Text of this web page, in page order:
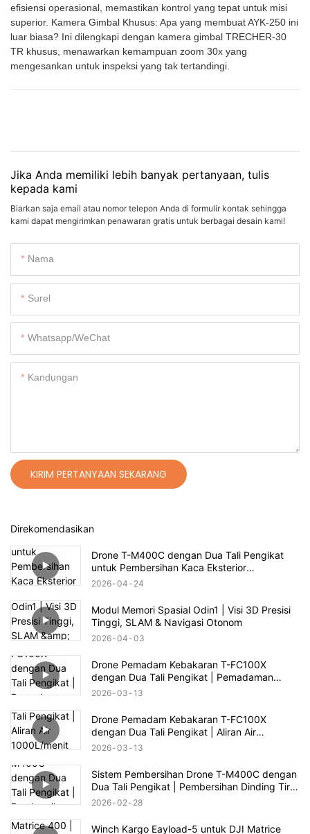
efisiensi operasional, memastikan kontrol yang tepat untuk misi
superior. Kamera Gimbal Khusus: Apa yang membuat AYK-250 ini
luar biasa? Ini dilengkapi dengan kamera gimbal TRECHER-30
TR khusus, menawarkan kemampuan zoom 30x yang
mengesankan untuk inspeksi yang tak tertandingi.
Jika Anda memiliki lebih banyak pertanyaan, tulis
kepada kami
Biarkan saja email atau nomor telepon Anda di formulir kontak sehingga
kami dapat mengirimkan penawaran gratis untuk berbagai desain kami!
Nama
Surel
Whatsapp/WeChat
Kandungan
KIRIM PERTANYAAN SEKARANG
Direkomendasikan
Drone T-M400C dengan Dua Tali Pengikat
untuk Pembersihan Kaca Eksterior
Perumahan Kelas Atas | Jangkauan 60m
2026 04 24
Modul Memori Spasial Odin1 | Visi 3D Presisi
Tinggi, SLAM & Navigasi Otonom
2026 04 03
Drone Pemadam Kebakaran T-FC100X
dengan Dua Tali Pengikat | Pemadaman
Kebakaran Gedung Tinggi hingga 100m
2026 03 13
Drone Pemadam Kebakaran T-FC100X
dengan Dua Tali Pengikat | Aliran Air
1000L/menit & Penyelamatan Kebakaran
2026 03 13
Sistem Pembersihan Drone T-M400C dengan
Dua Tali Pengikat | Pembersihan Dinding Tirai
Kaca Plaza Komersial
2026 02 28
Winch Kargo Eayload-5 untuk DJI Matrice